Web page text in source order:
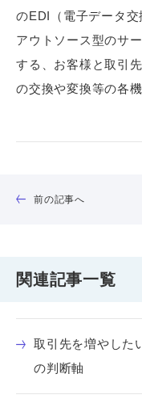
のEDI（電子データ
アウトソース型のサ
する、お客様と取引
の交換や変換等の各
前の記事へ
関連記事一覧
取引先を増やした
の判断軸